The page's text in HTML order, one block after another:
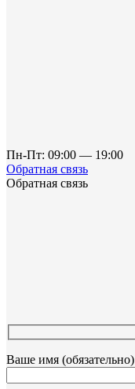
Пн-Пт: 09:00 — 19:00
Обратная связь
Обратная связь
Ваше имя (обязательно)